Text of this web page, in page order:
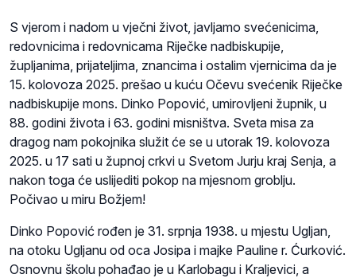
S vjerom i nadom u vječni život, javljamo svećenicima,
redovnicima i redovnicama Riječke nadbiskupije,
župljanima, prijateljima, znancima i ostalim vjernicima da je
15. kolovoza 2025. prešao u kuću Očevu svećenik Riječke
nadbiskupije mons. Dinko Popović, umirovljeni župnik, u
88. godini života i 63. godini misništva. Sveta misa za
dragog nam pokojnika služit će se u utorak 19. kolovoza
2025. u 17 sati u župnoj crkvi u Svetom Jurju kraj Senja, a
nakon toga će uslijediti pokop na mjesnom groblju.
Počivao u miru Božjem!
Dinko Popović rođen je 31. srpnja 1938. u mjestu Ugljan,
na otoku Ugljanu od oca Josipa i majke Pauline r. Ćurković.
Osnovnu školu pohađao je u Karlobagu i Kraljevici, a